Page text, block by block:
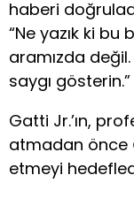
haberi
“Ne yazık ki
aramızda
saygı gösterin.”
Gatti Jr.’ın,
atmadan önce
etmeyi